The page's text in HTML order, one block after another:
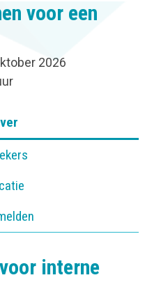
voor een
2026
interne